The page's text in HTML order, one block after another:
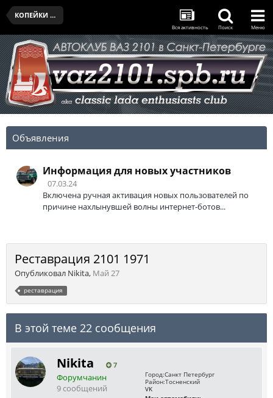
КОПЕЙКИ КЛУБА
Вся активность Поиск Меню
Объявления
Информация для новых участников
07.03.24
Включена ручная активация новых пользователей по
причине нахлынувшей волны интернет-ботов...
Реставрация 2101 1971
Опубликовал Nikita, Май 27
реставрация
В этой теме 22 сообщения
Nikita 7
Форумчанин
9 сообщений
Город:Санкт Петербург
Район:Тосненский
VK